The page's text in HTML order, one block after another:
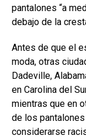
pantalones “a
debajo de la
Antes de que el
moda, otras
Dadeville,
en Carolina del
mientras que en
de los
considerarse